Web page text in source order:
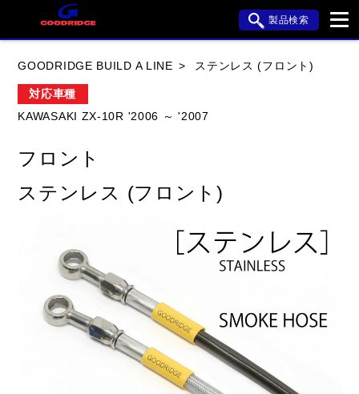
製品検索
HYOSUNG
閉じる
GOODRIDGE BUILD A LINE ステンレス (フロント)
対応車種
KAWASAKI ZX-10R '2006 ～ '2007
フロント
ステンレス (フロント)